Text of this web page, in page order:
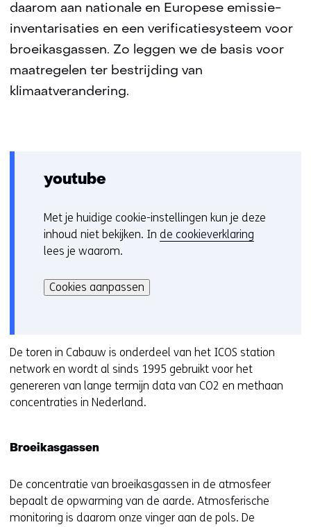
daarom aan nationale en Europese emissie-
inventarisaties en een verificatiesysteem voor
broeikasgassen. Zo leggen we de basis voor
maatregelen ter bestrijding van
klimaatverandering.
youtube
C
o
o
i
o
r
k
e
w
j
z
i
Met je huidige cookie-instellingen kun je deze
inhoud niet bekijken. In de cookieverklaring
lees je waarom.
kan
het
cookies
op
deze
website
of
Cookies aanpassen
De toren in Cabauw is onderdeel van het ICOS station
network en wordt al sinds 1995 gebruikt voor het
genereren van lange termijn data van CO2 en methaan
concentraties in Nederland.
Broeikasgassen
De concentratie van broeikasgassen in de atmosfeer
bepaalt de opwarming van de aarde. Atmosferische
monitoring is daarom onze vinger aan de pols. De